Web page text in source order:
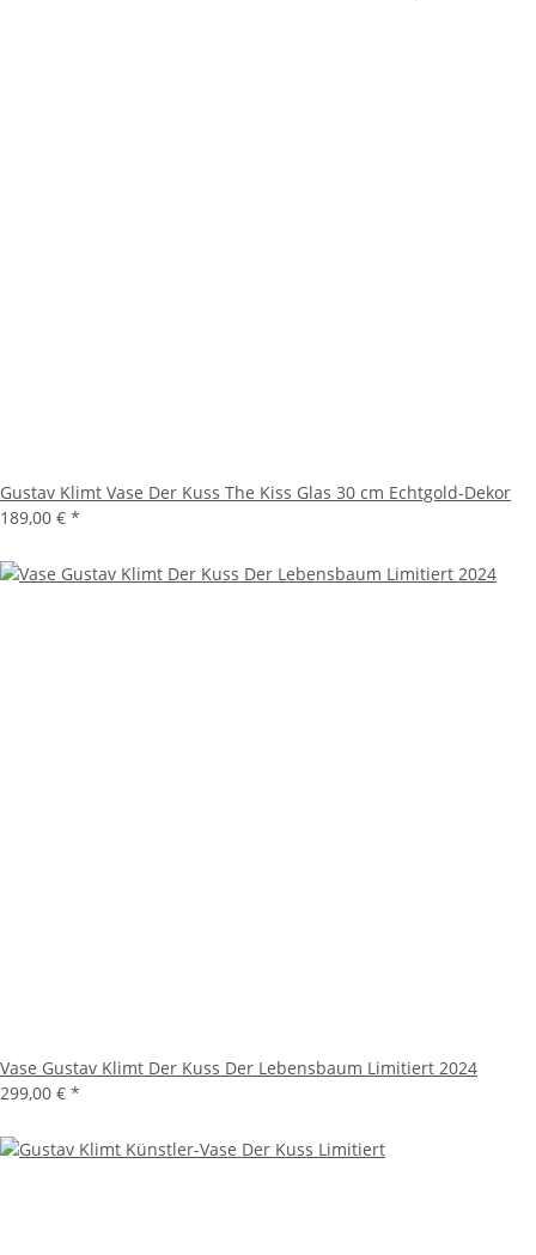
Gustav Klimt Vase Der Kuss The Kiss Glas 30 cm Echtgold-Dekor
189,00 € *
Vase Gustav Klimt Der Kuss Der Lebensbaum Limitiert 2024
299,00 € *